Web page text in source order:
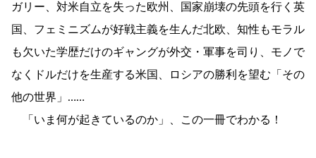
ガリー、対米自立を失った欧州、国家崩壊の先頭を行く英
国、フェミニズムが好戦主義を生んだ北欧、知性もモラル
も欠いた学歴だけのギャングが外交・軍事を司り、モノで
なくドルだけを生産する米国、ロシアの勝利を望む「その
他の世界」……
「いま何が起きているのか」、この一冊でわかる！